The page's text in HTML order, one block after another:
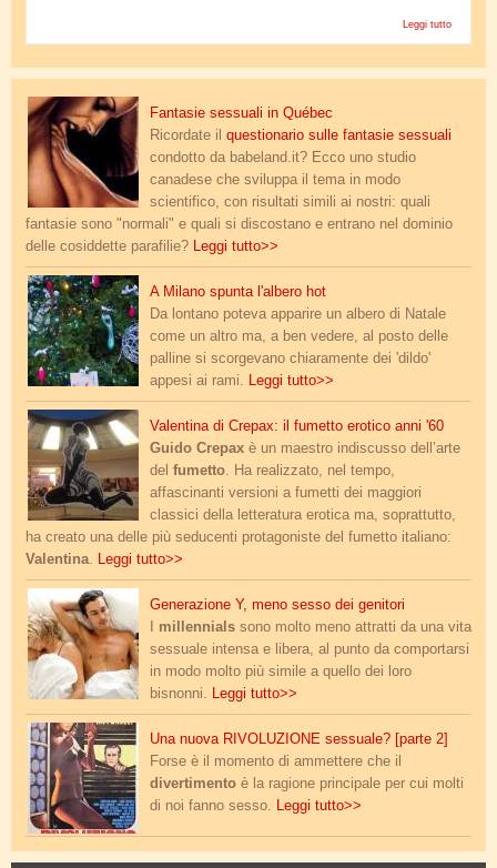
Leggi tutto
foot_fetish.jpg
Fantasie sessuali in Québec
Ricordate il questionario sulle fantasie sessuali
condotto da babeland.it? Ecco uno studio
canadese che sviluppa il tema in modo
scientifico, con risultati simili ai nostri: quali
fantasie sono "normali" e quali si discostano e entrano nel dominio
delle cosiddette parafilie? Leggi tutto>>
albero_natale_toys_2.jpgA Milano spunta l'albero hot
Da lontano poteva apparire un albero di Natale
come un altro ma, a ben vedere, al posto delle
palline si scorgevano chiaramente dei 'dildo'
appesi ai rami. Leggi tutto>>
valentina_fiumara.jpgValentina di Crepax: il fumetto erotico anni '60
Guido Crepax è un maestro indiscusso dell’arte
del fumetto. Ha realizzato, nel tempo,
affascinanti versioni a fumetti dei maggiori
classici della letteratura erotica ma, soprattutto,
ha creato una delle più seducenti protagoniste del fumetto italiano:
Valentina. Leggi tutto>>
millennials.jpg
Generazione Y, meno sesso dei genitori
millennials sono molto meno attratti da una vita
sessuale intensa e libera, al punto da comportarsi
in modo molto più simile a quello dei loro
bisnonni. Leggi tutto>>
la-rivoluzione-sessuale.jpgUna nuova RIVOLUZIONE sessuale? [parte 2]
Forse è il momento di ammettere che il
divertimento è la ragione principale per cui molti
di noi fanno sesso. Leggi tutto>>